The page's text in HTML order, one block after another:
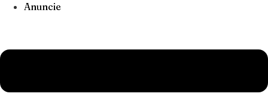
Anuncie